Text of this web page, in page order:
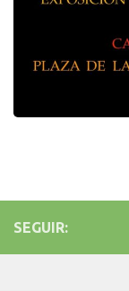
SEGUIR: